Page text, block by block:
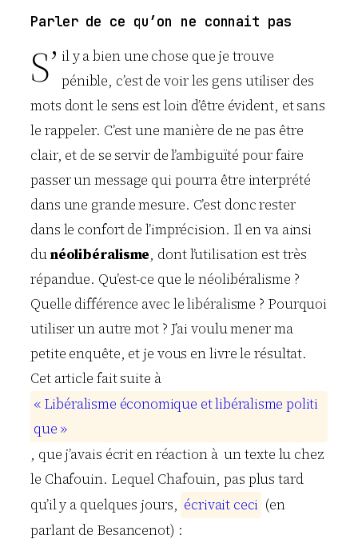
Parler de ce qu’on ne connait pas
S’ il y a bien une chose que je trouve
pénible, c’est de voir les gens utiliser des
mots dont le sens est loin d’être évident, et sans
le rappeler. C’est une manière de ne pas être
clair, et de se servir de l’ambiguïté pour faire
passer un message qui pourra être interprété
dans une grande mesure. C’est donc rester
dans le confort de l’imprécision. Il en va ainsi
dunéolibéralisme, dont l’utilisation est très
répandue. Qu’est-ce que le néolibéralisme ?
Quelle différence avec le libéralisme ? Pourquoi
utiliser un autre mot ? J’ai voulu mener ma
petite enquête, et je vous en livre le résultat.
Cet article fait suite à
« Libéralisme économique etlibéralisme politi
que »
, que j’avais écrit en réaction à un texte lu chez
le Chafouin. Lequel Chafouin, pas plus tard
qu’il y a quelques jours, écrivait ceci (en
parlant de Besancenot) :